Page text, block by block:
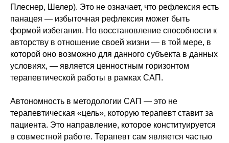
Плеснер, Шелер). Это не означает, что рефлексия есть
панацея — избыточная рефлексия может быть
формой избегания. Но восстановление способности к
авторству в отношение своей жизни — в той мере, в
которой оно возможно для данного субъекта в данных
условиях, — является ценностным горизонтом
терапевтической работы в рамках САП.
Автономность в методологии САП — это не
терапевтическая «цель», которую терапевт ставит за
пациента. Это направление, которое конституируется
в совместной работе. Терапевт сам является частью